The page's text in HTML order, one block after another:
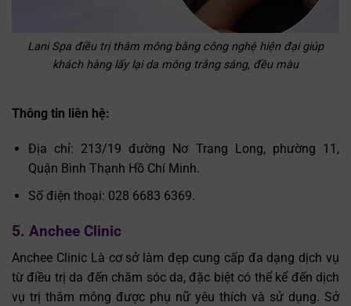
Lani Spa điều trị thâm mông bằng công nghệ hiện đại giúp
khách hàng lấy lại da mông trắng sáng, đều màu
Thông tin liên hệ:
Địa chỉ: 213/19 đường Nơ Trang Long, phường 11,
Quận Bình Thạnh Hồ Chí Minh.
Số điện thoại: 028 6683 6369.
5. Anchee Clinic
Anchee Clinic Là cơ sở làm đẹp cung cấp đa dạng dịch vụ
từ điều trị da đến chăm sóc da, đặc biệt có thể kể đến dịch
vụ trị thâm mông được phụ nữ yêu thích và sử dụng. Sở